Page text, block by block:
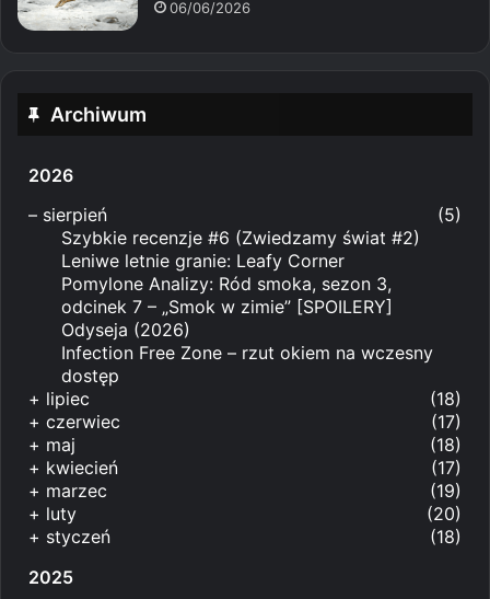
06/06/2026
Archiwum
2026
– sierpień
(5)
Szybkie recenzje #6 (Zwiedzamy świat #2)
Leniwe letnie granie: Leafy Corner
Pomylone Analizy: Ród smoka, sezon 3,
odcinek 7 – „Smok w zimie” [SPOILERY]
Odyseja (2026)
Infection Free Zone – rzut okiem na wczesny
dostęp
+ lipiec
(18)
+ czerwiec
(17)
+ maj
(18)
+ kwiecień
(17)
+ marzec
(19)
+ luty
(20)
+ styczeń
(18)
2025